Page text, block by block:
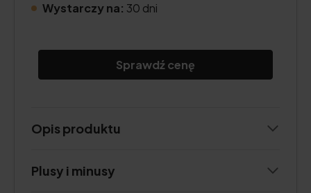
Wystarczy na: 30 dni
Sprawdź cenę
Opis produktu
Plusy i minusy